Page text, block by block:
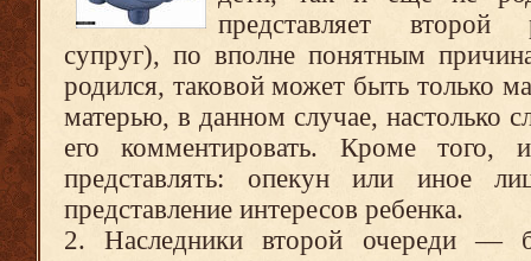
представляет второй
супруг), по вполне понятным
родился, таковой может быть только
матерью, в данном случае, настолько
его комментировать. Кроме того,
представлять: опекун или иное
представление интересов ребенка.
2. Наследники второй очереди —